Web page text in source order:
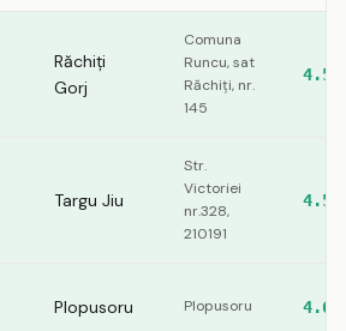
Răchiți
Gorj
Comuna
Runcu, sat
Răchiți, nr.
145
4.56
Targu Jiu
Str.
Victoriei
nr.328,
210191
4.59
Plopusoru Plopusoru 4.60